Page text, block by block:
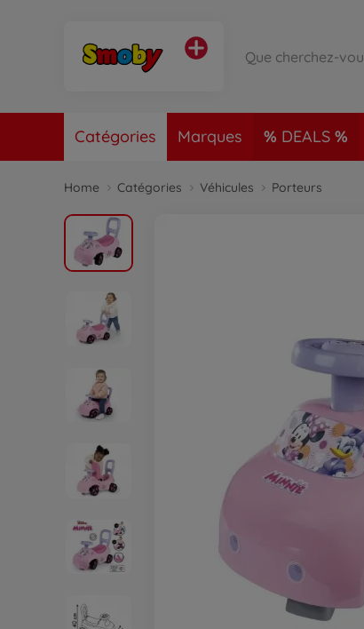
Catégories Marques DEALS
Home Catégories Véhicules Porteurs